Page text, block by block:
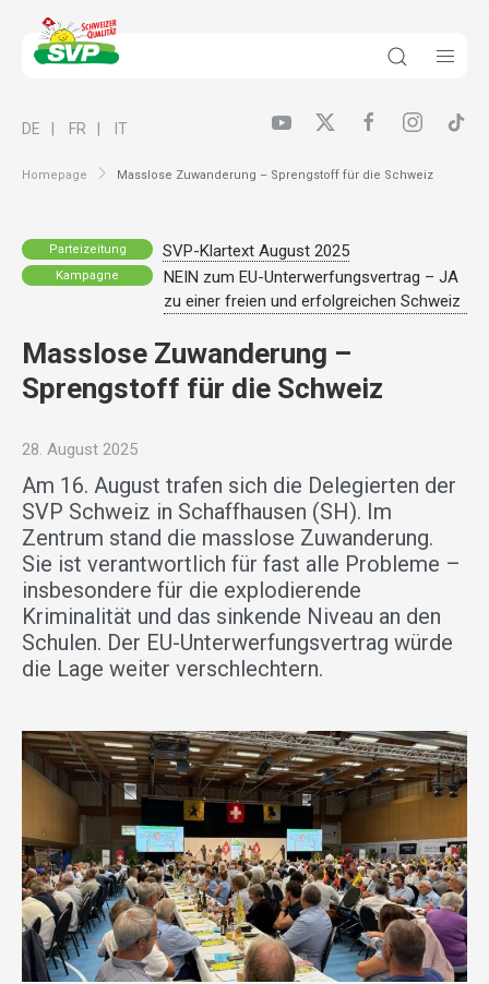
Homepage Masslose Zuwanderung – Sprengstoff für die Schweiz
DE FR IT
Parteizeitung SVP-Klartext August 2025
Kampagne
NEIN zum EU-Unterwerfungsvertrag – JA
zu einer freien und erfolgreichen Schweiz
Masslose Zuwanderung –
Sprengstoff für die Schweiz
28. August 2025
Am 16. August trafen sich die Delegierten der
SVP Schweiz in Schaffhausen (SH). Im
Zentrum stand die masslose Zuwanderung.
Sie ist verantwortlich für fast alle Probleme –
insbesondere für die explodierende
Kriminalität und das sinkende Niveau an den
Schulen. Der EU-Unterwerfungsvertrag würde
die Lage weiter verschlechtern.